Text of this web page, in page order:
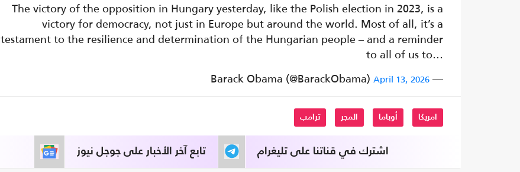
The victory of the opposition in Hungary yesterday, like the Polish election in 2023, is a
victory for democracy, not just in Europe but around the world. Most of all, it’s a
testament to the resilience and determination of the Hungarian people – and a reminder
to all of us to…
— Barack Obama (@BarackObama)
April 13, 2026
امريكا أوباما المجر ترامب
تابع آخر الأخبار على جوجل نيوز اشترك في قناتنا على تليغرام